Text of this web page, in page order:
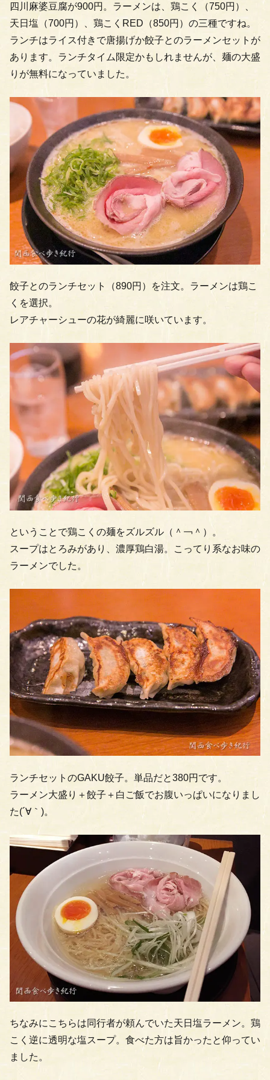
四川麻婆豆腐が900円。ラーメンは、鶏こく（750円）、
天日塩（700円）、鶏こくRED（850円）の三種ですね。
ランチはライス付きで唐揚げか餃子とのラーメンセットが
あります。ランチタイム限定かもしれませんが、麺の大盛
りが無料になっていました。
餃子とのランチセット（890円）を注文。ラーメンは鶏こ
くを選択。
レアチャーシューの花が綺麗に咲いています。
ということで鶏こくの麺をズルズル（＾￢＾）。
スープはとろみがあり、濃厚鶏白湯。こってり系なお味の
ラーメンでした。
ランチセットのGAKU餃子。単品だと380円です。
ラーメン大盛り＋餃子＋白ご飯でお腹いっぱいになりまし
た(´∀｀)。
ちなみにこちらは同行者が頼んでいた天日塩ラーメン。鶏
こく逆に透明な塩スープ。食べた方は旨かったと仰ってい
ました。